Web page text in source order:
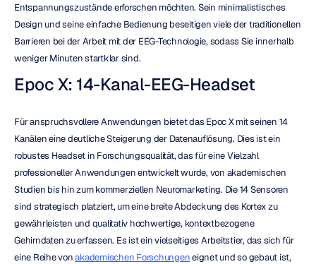
Entspannungszustände erforschen möchten. Sein minimalistisches
Design und seine einfache Bedienung beseitigen viele der traditionellen
Barrieren bei der Arbeit mit der EEG-Technologie, sodass Sie innerhalb
weniger Minuten startklar sind.
Epoc X: 14-Kanal-EEG-Headset
Für anspruchsvollere Anwendungen bietet das Epoc X mit seinen 14
Kanälen eine deutliche Steigerung der Datenauflösung. Dies ist ein
robustes Headset in Forschungsqualität, das für eine Vielzahl
professioneller Anwendungen entwickelt wurde, von akademischen
Studien bis hin zum kommerziellen Neuromarketing. Die 14 Sensoren
sind strategisch platziert, um eine breite Abdeckung des Kortex zu
gewährleisten und qualitativ hochwertige, kontextbezogene
Gehirndaten zu erfassen. Es ist ein vielseitiges Arbeitstier, das sich für
eine Reihe von akademischen Forschungen eignet und so gebaut ist,